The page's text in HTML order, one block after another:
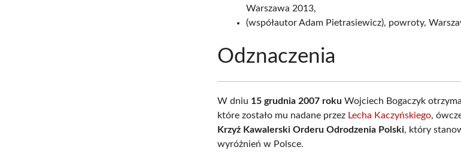
Warszawa 2013,
(współautor Adam Pietrasiewicz), powroty,
Odznaczenia
W dniu 15 grudnia 2007 roku Wojciech Bogaczyk
które zostało mu nadane przez Lecha Kaczyńskiego,
Krzyż Kawalerski Orderu Odrodzenia Polski, który
wyróżnień w Polsce.